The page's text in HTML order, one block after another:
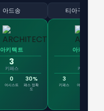
아드송
아키텍트
3
키패스
0
어시스트
30%
패스 정확
도
티아구 멘데스
아키텍트
키패스
3
키패스 어시스트